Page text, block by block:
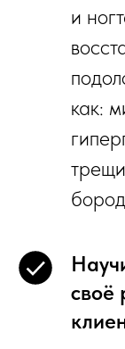
и
как:
своё